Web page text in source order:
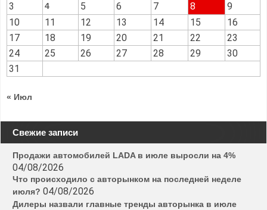
3
4 5 6 7 8
9
10
11 12 13 14 15
16
17
18 19 20 21 22
23
24
25 26 27 28 29
30
31
« Июл
Свежие записи
Продажи автомобилей LADA в июле выросли на 4%
04/08/2026
Что происходило с авторынком на последней неделе
июля? 04/08/2026
Дилеры назвали главные тренды авторынка в июле